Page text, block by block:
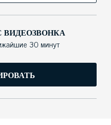
ВИДЕОЗВОНКА
30 минут